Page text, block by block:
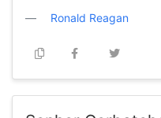
Ronald Reagan